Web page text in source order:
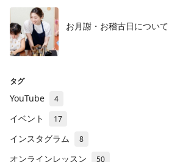
お月謝・お稽古日について
タグ
YouTube 4
イベント 17
インスタグラム 8
オンラインレッスン 50